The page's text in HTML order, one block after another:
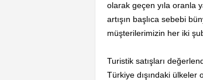
olarak geçen yıla oranla
artışın başlıca sebebi
müşterilerimizin her iki
Turistik satışları
Türkiye dışındaki ülkeler